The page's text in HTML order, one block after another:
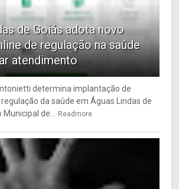
de Goiás adota novo
de regulação na saúde
atendimento
determina implantação de
da saúde em Águas Lindas de
de...
Readmore